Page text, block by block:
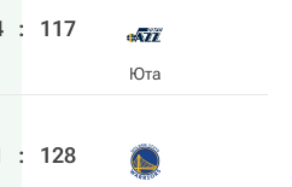
: 117
Юта
: 128